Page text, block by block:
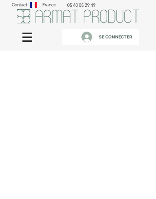
Contact France 05 40 05 29 49
SE CONNECTER